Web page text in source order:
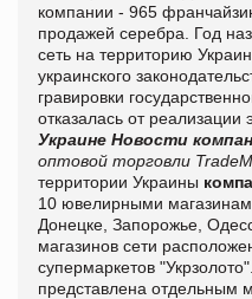
компании - 965
продажей серебра. Год
сеть на территорию
украинского
гравировки
отказалась от реализации
Украине Новости
оптовой торговли
территории Украины
10 ювелирными
Донецке, Запорожье,
магазинов сети
супермаркетов
представлена отдельным